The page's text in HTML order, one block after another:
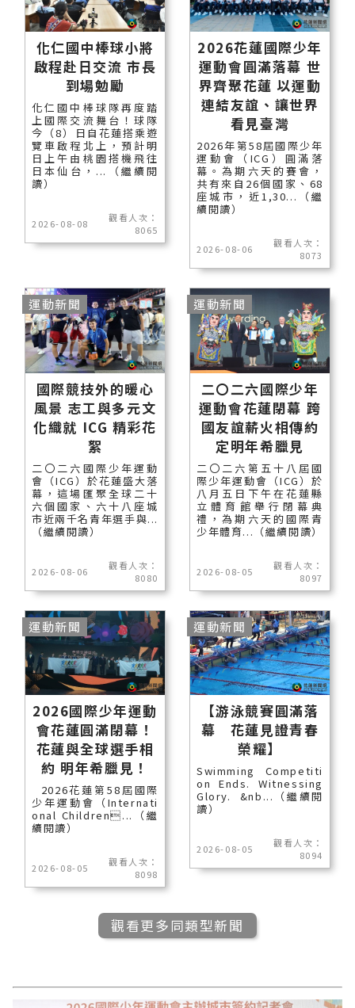
化仁國中棒球小將
啟程赴日交流 市長
到場勉勵
化仁國中棒球隊再度踏
上國際交流舞台！球隊
今（8）日自花蓮搭乘遊
覽車啟程北上，預計明
日上午由桃園搭機飛往
日本仙台，...（繼續閱
讀）
2026-08-08
觀看人次：
8065
2026花蓮國際少年
運動會圓滿落幕 世
界齊聚花蓮 以運動
連結友誼、讓世界
看見臺灣
2026年第58屆國際少年
運動會（ICG）圓滿落
幕。為期六天的賽會，
共有來自26個國家、68
座城市，近1,30...（繼
續閱讀）
2026-08-06
觀看人次：
8073
國際競技外的暖心
風景 志工與多元文
化織就 ICG 精彩花
絮
二〇二六國際少年運動
會（ICG）於花蓮盛大落
幕，這場匯聚全球二十
六個國家、六十八座城
市近兩千名青年選手與...
（繼續閱讀）
2026-08-06
觀看人次：
8080
運動新聞
二〇二六國際少年
運動會花蓮閉幕 跨
國友誼薪火相傳約
定明年希臘見
二〇二六第五十八屆國
際少年運動會（ICG）於
八月五日下午在花蓮縣
立體育館舉行閉幕典
禮，為期六天的國際青
少年體育...（繼續閱讀）
2026-08-05
觀看人次：
8097
運動新聞
2026國際少年運動
會花蓮圓滿閉幕！
花蓮與全球選手相
約 明年希臘見！
2026花蓮第58屆國際
少年運動會（Internati
onal Children...（繼
續閱讀）
2026-08-05
觀看人次：
8098
運動新聞
【游泳競賽圓滿落
幕 花蓮見證青春
榮耀】
Swimming Competiti
on Ends. Witnessing
Glory. &nb...（繼續閱
讀）
2026-08-05
觀看人次：
8094
運動新聞
觀看更多同類型新聞